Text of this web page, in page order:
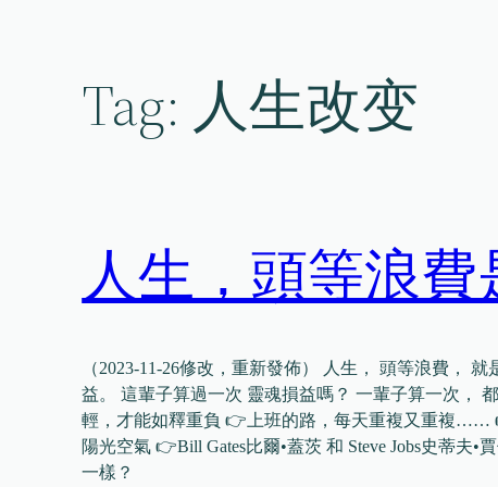
Tag: 人生改变
人生，頭等浪費
（2023-11-26修改，重新發佈） 人生， 頭等浪費，
益。 這輩子算過一次 靈魂損益嗎？ 一輩子算一次，
輕，才能如釋重負 👉上班的路，每天重複又重複……
陽光空氣 👉Bill Gates比爾•蓋茨 和 Steve Jobs史蒂夫
一樣？